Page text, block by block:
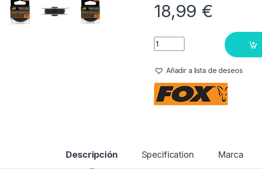
18,99 €
Añadir a lista de deseos
Descripción Specification Marca